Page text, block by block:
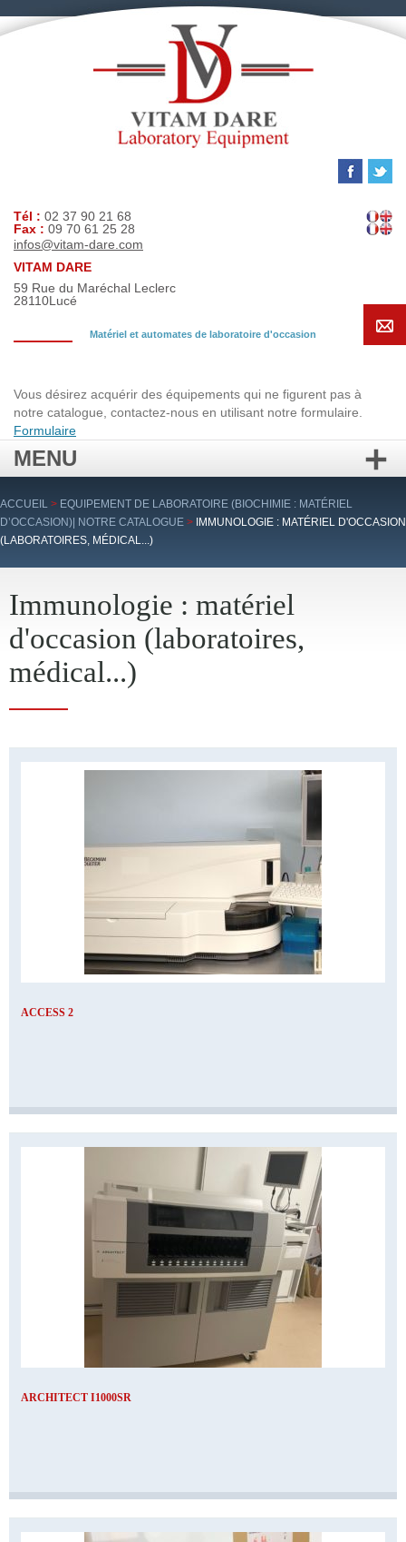
Tél : 02 37 90 21 68
Fax : 09 70 61 25 28
infos@vitam-dare.com
VITAM DARE
59 Rue du Maréchal Leclerc
28110Lucé
Matériel et automates de laboratoire d'occasion
Vous désirez acquérir des équipements qui ne figurent pas à
notre catalogue, contactez-nous en utilisant notre formulaire.
Formulaire
MENU
Aller
au
contenu
ACCUEIL > EQUIPEMENT DE LABORATOIRE (BIOCHIMIE : MATÉRIEL
D’OCCASION)| NOTRE CATALOGUE > IMMUNOLOGIE : MATÉRIEL D'OCCASION
(LABORATOIRES, MÉDICAL...)
Immunologie : matériel
d'occasion (laboratoires,
médical...)
ACCESS 2
ARCHITECT I1000SR